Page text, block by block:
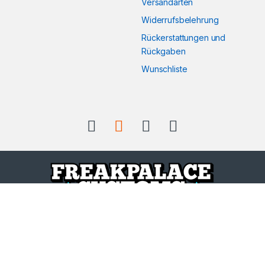
Versandarten
Widerrufsbelehrung
Rückerstattungen und
Rückgaben
Wunschliste